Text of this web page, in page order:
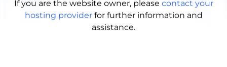
If you are the website owner, please contact your
hosting provider for further information and
assistance.